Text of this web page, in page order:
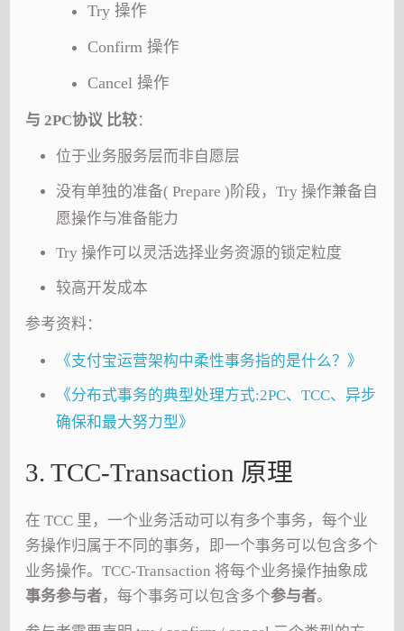
Try 操作
Confirm 操作
Cancel 操作
与 2PC协议 比较：
位于业务服务层而非自愿层
没有单独的准备( Prepare )阶段，Try 操作兼备自
愿操作与准备能力
Try 操作可以灵活选择业务资源的锁定粒度
较高开发成本
参考资料：
《支付宝运营架构中柔性事务指的是什么？》
《分布式事务的典型处理方式:2PC、TCC、异步
确保和最大努力型》
3. TCC-Transaction 原理
在 TCC 里，一个业务活动可以有多个事务，每个业
务操作归属于不同的事务，即一个事务可以包含多个
业务操作。TCC-Transaction 将每个业务操作抽象成
事务参与者，每个事务可以包含多个参与者。